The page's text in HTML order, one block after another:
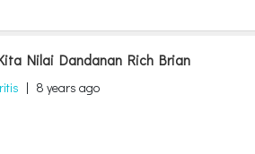
Nilai Dandanan Rich Brian
| 8 years ago